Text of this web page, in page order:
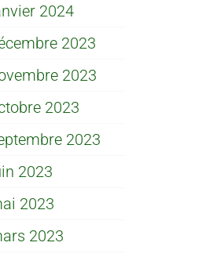
2024
2023
2023
2023
2023
2023
2023
2023